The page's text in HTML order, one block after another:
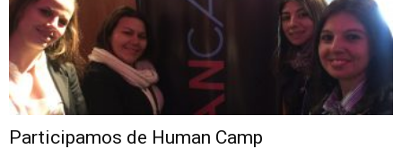
Participamos de Human Camp